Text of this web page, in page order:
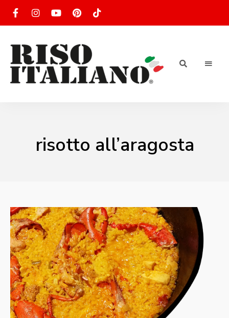
Ricettario
di ricette
risotto all’aragosta